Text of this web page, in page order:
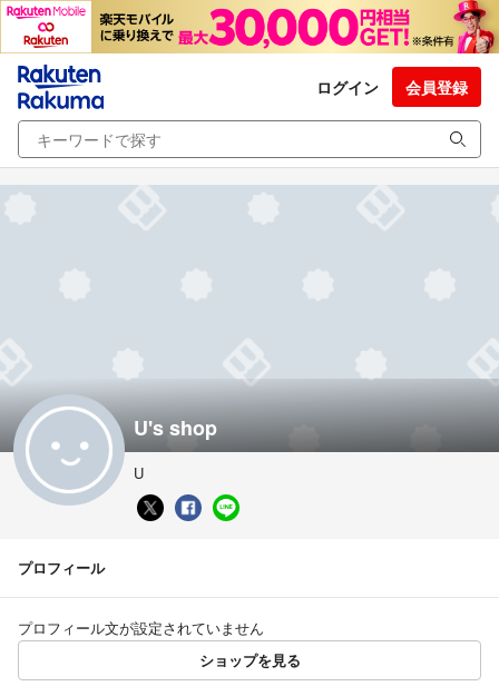
ログイン 会員登録
U's shop
U
プロフィール
プロフィール文が設定されていません
ショップを見る